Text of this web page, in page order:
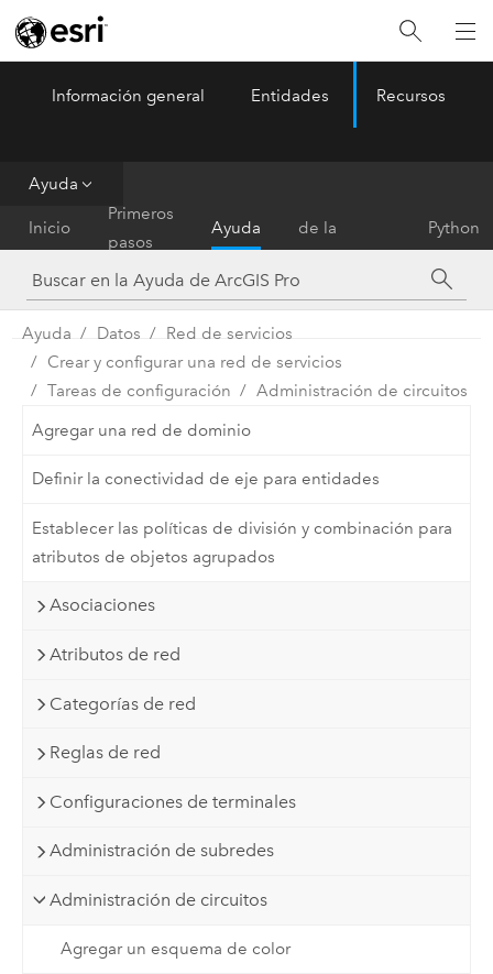
ArcGIS Pro Menu
Información general Entidades Recursos
Ayuda
Inicio
Primeros
pasos
Ayuda
de la
herramienta
Python
Ayuda Datos
Red de servicios
Crear y configurar una red de servicios
Tareas de configuración
Administración de circuitos
Agregar una red de dominio
Definir la conectividad de eje para entidades
Establecer las políticas de división y combinación para
atributos de objetos agrupados
Asociaciones
Atributos de red
Categorías de red
Reglas de red
Configuraciones de terminales
Administración de subredes
Administración de circuitos
Agregar un esquema de color